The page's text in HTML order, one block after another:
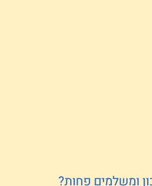
ומשלמים פחות?